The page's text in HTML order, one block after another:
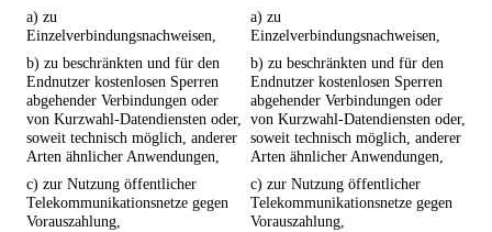
a) zu
Einzelverbindungsnachweisen,
a) zu
Einzelverbindungsnachweisen,
b) zu beschränkten und für den
Endnutzer kostenlosen Sperren
abgehender Verbindungen oder
von Kurzwahl-Datendiensten oder,
soweit technisch möglich, anderer
Arten ähnlicher Anwendungen,
b) zu beschränkten und für den
Endnutzer kostenlosen Sperren
abgehender Verbindungen oder
von Kurzwahl-Datendiensten oder,
soweit technisch möglich, anderer
Arten ähnlicher Anwendungen,
c) zur Nutzung öffentlicher
Telekommunikationsnetze gegen
Vorauszahlung,
c) zur Nutzung öffentlicher
Telekommunikationsnetze gegen
Vorauszahlung,